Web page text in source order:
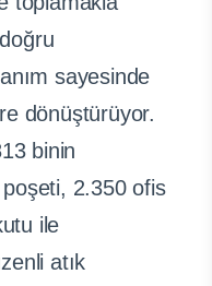
sayesinde
dönüştürüyor.
binin
2.350 ofis
ile
atık